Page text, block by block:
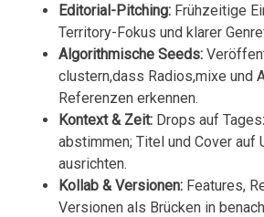
Editorial-Pitching:Frühzeitige
Territory-Fokus⁤ und klarer
Algorithmische Seeds:
clustern,dass‍ Radios,mixe und
Referenzen ⁢erkennen.
Kontext & Zeit:Drops⁤ auf
abstimmen; Titel ​und Cover auf
ausrichten.
Kollab &⁤ Versionen:Features,
Versionen als Brücken in⁣